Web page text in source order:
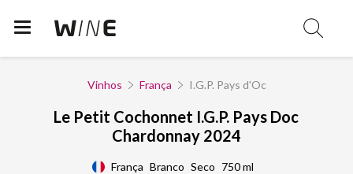
Vinhos França I.G.P. Pays d'Oc
Le Petit Cochonnet I.G.P. Pays Doc
Chardonnay 2024
França Branco Seco 750 ml